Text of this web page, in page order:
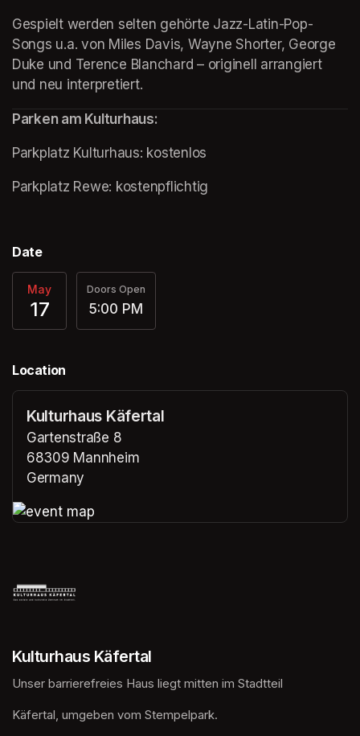
Gespielt werden selten gehörte Jazz-Latin-Pop-
Songs u.a. von Miles Davis, Wayne Shorter, George
Duke und Terence Blanchard – originell arrangiert
und neu interpretiert.
Parken am Kulturhaus:
Parkplatz Kulturhaus: kostenlos
(opens in a new tab)
Parkplatz Rewe: kostenpflichtig
Date
May
17
Doors Open
5:00 PM
Location
Kulturhaus Käfertal
Gartenstraße 8
68309 Mannheim
Germany
Kulturhaus Käfertal
Unser barrierefreies Haus liegt mitten im Stadtteil
Käfertal, umgeben vom Stempelpark.